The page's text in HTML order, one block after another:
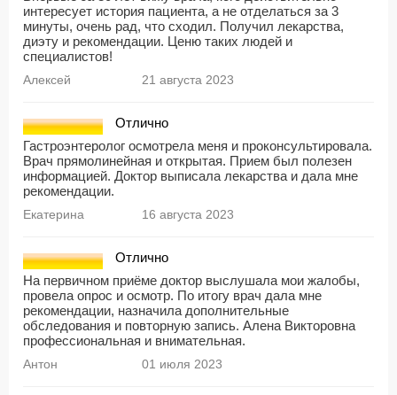
интересует история пациента, а не отделаться за 3
минуты, очень рад, что сходил. Получил лекарства,
диэту и рекомендации. Ценю таких людей и
специалистов!
Алексей 21 августа 2023
Отлично
Гастроэнтеролог осмотрела меня и проконсультировала.
Врач прямолинейная и открытая. Прием был полезен
информацией. Доктор выписала лекарства и дала мне
рекомендации.
Екатерина 16 августа 2023
Отлично
На первичном приёме доктор выслушала мои жалобы,
провела опрос и осмотр. По итогу врач дала мне
рекомендации, назначила дополнительные
обследования и повторную запись. Алена Викторовна
профессиональная и внимательная.
Антон 01 июля 2023